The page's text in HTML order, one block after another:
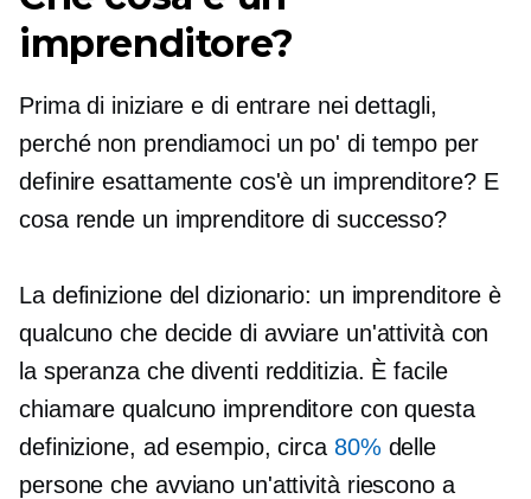
imprenditore?
Prima di iniziare e di entrare nei dettagli,
perché non prendiamoci un po' di tempo per
definire esattamente cos'è un imprenditore? E
cosa rende un imprenditore di successo?
La definizione del dizionario: un imprenditore è
qualcuno che decide di avviare un'attività con
la speranza che diventi redditizia. È facile
chiamare qualcuno imprenditore con questa
definizione, ad esempio, circa 80% delle
persone che avviano un'attività riescono a